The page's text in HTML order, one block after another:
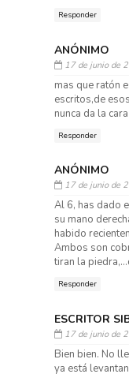
Responder
ANÓNIMO
17 de junio de
mas que ratón
escritos,de
nunca da la cara
Responder
ANÓNIMO
17 de junio de
Al 6, has dado
su mano
habido
Ambos son
tiran la
Responder
ESCRITOR
17 de junio de
Bien bien. No
ya está